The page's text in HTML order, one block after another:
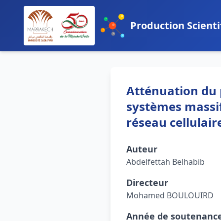
Production
Atténuation du
systèmes
réseau
Auteur
Abdelfettah Belhabib
Directeur
Mohamed BOULOUIRD
Année de